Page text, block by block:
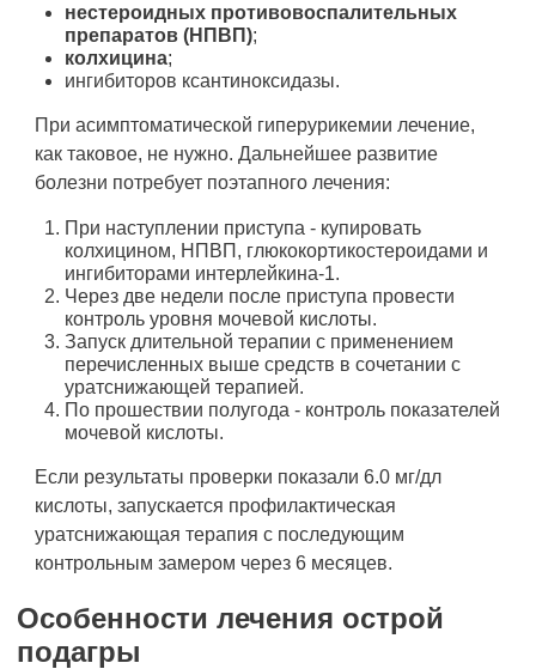
нестероидных противовоспалительных
препаратов (НПВП);
колхицина;
ингибиторов ксантиноксидазы.
При асимптоматической гиперурикемии лечение,
как таковое, не нужно. Дальнейшее развитие
болезни потребует поэтапного лечения:
При наступлении приступа - купировать
колхицином, НПВП, глюкокортикостероидами и
ингибиторами интерлейкина-1.
Через две недели после приступа провести
контроль уровня мочевой кислоты.
Запуск длительной терапии с применением
перечисленных выше средств в сочетании с
уратснижающей терапией.
По прошествии полугода - контроль показателей
мочевой кислоты.
Если результаты проверки показали 6.0 мг/дл
кислоты, запускается профилактическая
уратснижающая терапия с последующим
контрольным замером через 6 месяцев.
Особенности лечения острой
подагры